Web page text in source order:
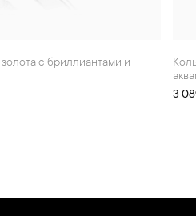
Кольцо из белого золота с бриллиантами и
3